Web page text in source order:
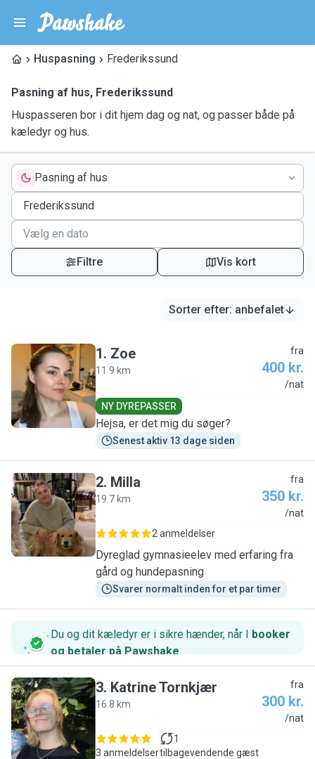
Huspasning Frederikssund
Pasning af hus, Frederikssund
Huspasseren bor i dit hjem dag og nat, og passer både på
kæledyr og hus.
Pasning af hus
Filtre Vis kort
Sorter efter: anbefalet
Z
1. Zoe
11.9 km
fra
400 kr.
/nat
NY DYREPASSER
Hejsa, er det mig du søger?
Senest aktiv 13 dage siden
M
2. Milla
19.7 km
fra
350 kr.
/nat
2 anmeldelser
Dyreglad gymnasieelev med erfaring fra
gård og hundepasning
Svarer normalt inden for et par timer
Du og dit kæledyr er i sikre hænder, når I booker
og betaler på Pawshake.
K
3. Katrine Tornkjær
16.8 km
fra
300 kr.
/nat
3 anmeldelser
1
tilbagevendende gæst